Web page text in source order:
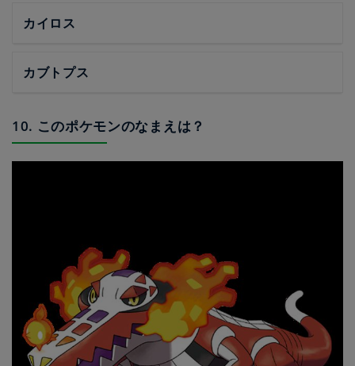
カイロス
カブトプス
10. このポケモンのなまえは？